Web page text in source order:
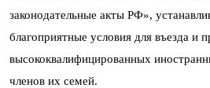
законодательные акты РФ»,
благоприятные условия для въезда и
высококвалифицированных
членов их семей.